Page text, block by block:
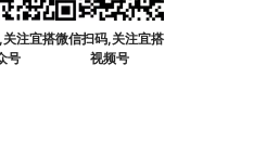
注宜搭
号
微信扫码,关注宜搭
视频号